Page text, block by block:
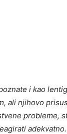
i kao
ali njihovo
probleme,
adekvatno.